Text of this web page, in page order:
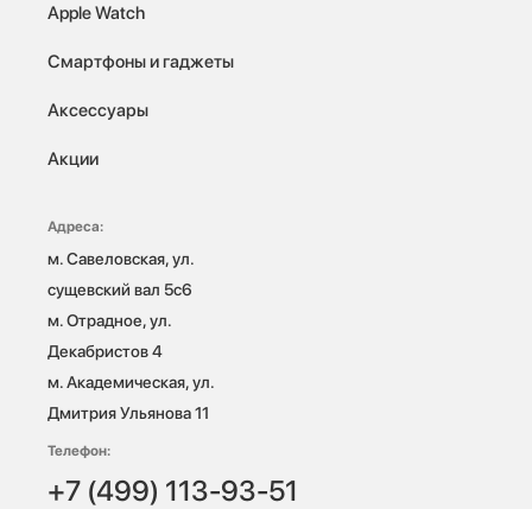
Apple Watch
Смартфоны и гаджеты
Аксессуары
Акции
Адреса:
м. Савеловская, ул.
сущевский вал 5с6
м. Отрадное, ул.
Декабристов 4
м. Академическая, ул.
Дмитрия Ульянова 11
Телефон:
+7 (499) 113-93-51